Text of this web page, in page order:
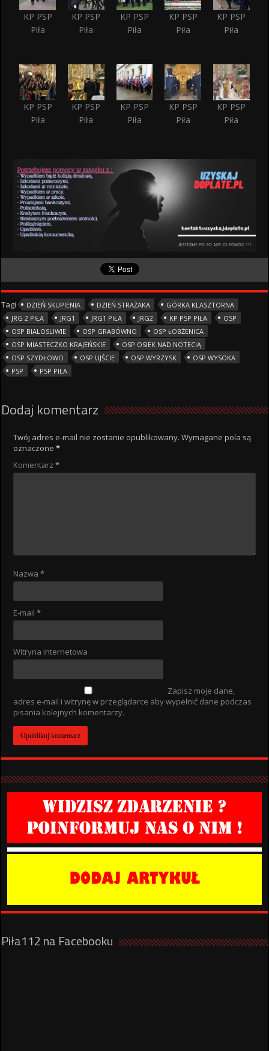
KP PSP
Piła
KP PSP
Piła
KP PSP
Piła
KP PSP
Piła
KP PSP
Piła
KP PSP
Piła
KP PSP
Piła
KP PSP
Piła
KP PSP
Piła
KP PSP
Piła
Tagi DZIEŃ SKUPIENIA DZIEŃ STRAŻAKA
GÓRKA KLASZTORNA
JRG 2 PIŁA
JRG1 JRG1 PIŁA JRG2 KP PSP PIŁA
OSP
OSP BIALOSLIWIE
OSP GRABÓWNO
OSP ŁOBŻENICA
OSP MIASTECZKO KRAJEŃSKIE
OSP OSIEK NAD NOTECIĄ
OSP SZYDŁOWO
OSP UJŚCIE OSP WYRZYSK
OSP WYSOKA
PSP
PSP PIŁA
Dodaj komentarz
Twój adres e-mail nie zostanie opublikowany. Wymagane pola są
oznaczone*
Komentarz*
Nazwa*
E-mail*
Witryna internetowa
Zapisz moje dane,
adres e-mail i witrynę w przeglądarce aby wypełnić dane podczas
pisania kolejnych komentarzy.
Piła112 na Facebooku